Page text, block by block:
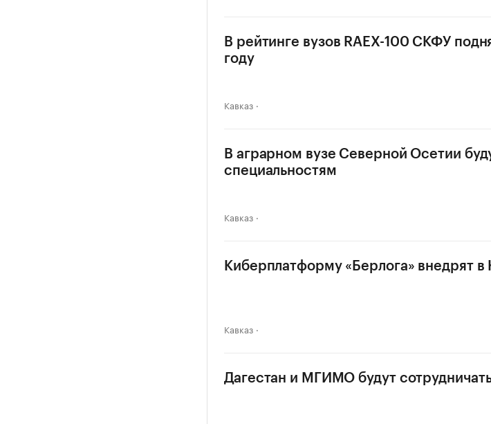
В рейтинге вузов RAEX-100 СКФУ
году
Кавказ
В аграрном вузе Северной Осетии
специальностям
Кавказ
Киберплатформу «Берлога» внедрят
Кавказ
Дагестан и МГИМО будут